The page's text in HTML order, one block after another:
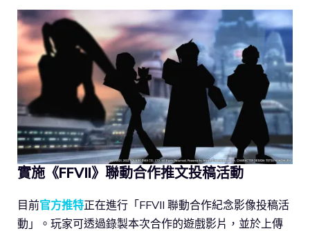
實施《FFVII》聯動合作推文投稿活動
目前官方推特正在進行「FFVII 聯動合作紀念影像投稿活
動」。玩家可透過錄製本次合作的遊戲影片，並於上傳